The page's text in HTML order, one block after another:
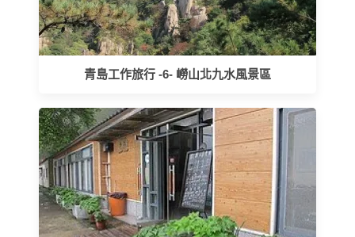
青島工作旅行 -6- 嶗山北九水風景區